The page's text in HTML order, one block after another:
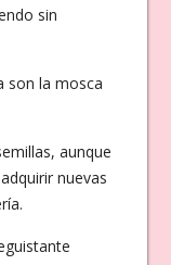
sin
son la mosca
aunque
nuevas